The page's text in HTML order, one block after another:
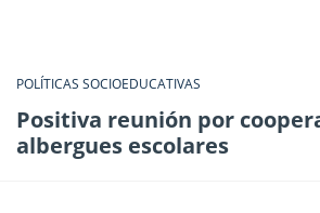
POLÍTICAS SOCIOEDUCATIVAS
Positiva reunión por
albergues escolares